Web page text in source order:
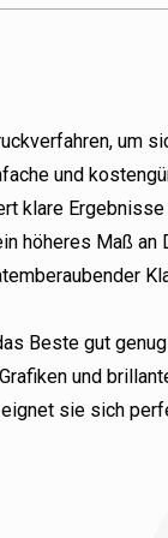
Kundenwunsch
des
Leicht zu
Gebrauch.
Up Bottom:
im
Präsentiert
um
und
klare
höheres Maß
Beste gut
und
sie sich